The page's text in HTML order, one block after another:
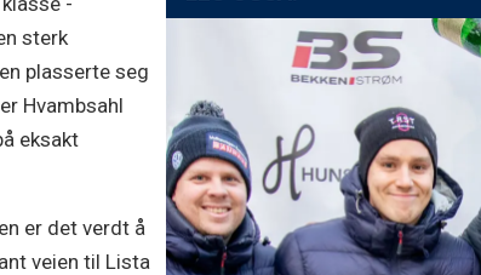
sterk
plasserte seg
Hvambsahl
eksakt
er det verdt å
veien til Lista